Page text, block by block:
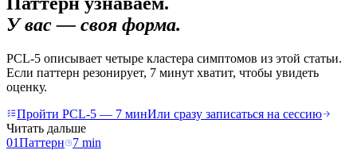
У вас — своя форма.
PCL-5 описывает четыре кластера симптомов из этой статьи.
Если паттерн резонирует, 7 минут хватит, чтобы увидеть
оценку.
Пройти PCL-5 — 7 минИли сразу записаться на сессию
Читать дальше
01Паттерн 7 min